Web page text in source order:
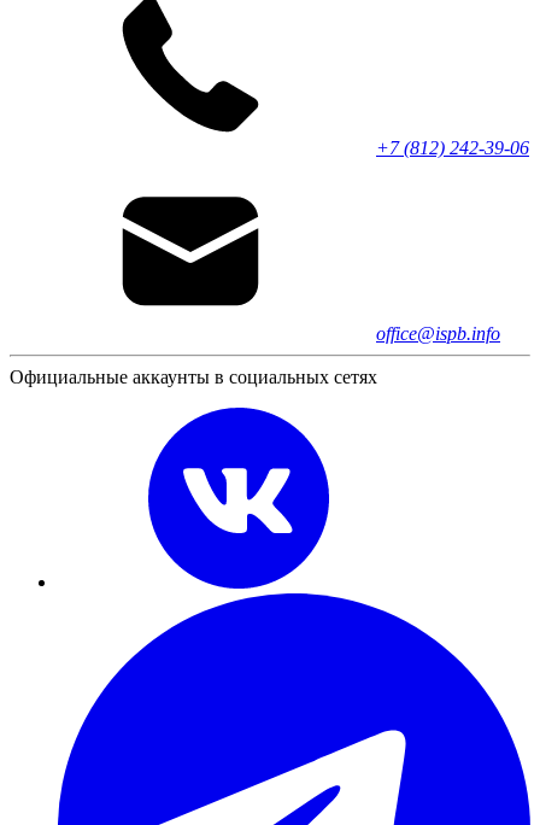
+7 (812) 242-39-06
office@ispb.info
Официальные аккаунты в социальных сетях